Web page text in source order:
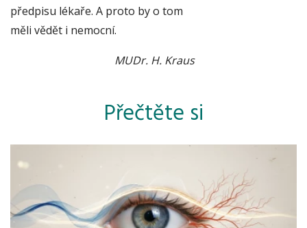
předpisu lékaře. A proto by o tom
měli vědět i nemocní.
MUDr. H. Kraus
Přečtěte si